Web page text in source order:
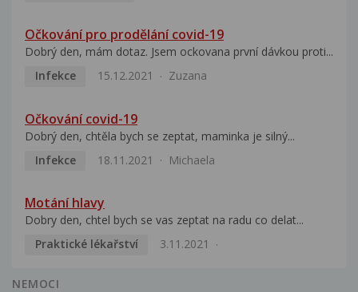
Očkování pro prodělání covid-19
Dobrý den, mám dotaz. Jsem ockovana první dávkou proti...
Infekce
15.12.2021 Zuzana
Očkování covid-19
Dobrý den, chtěla bych se zeptat, maminka je silný...
Infekce
18.11.2021 Michaela
Motání hlavy
Dobry den, chtel bych se vas zeptat na radu co delat...
Praktické lékařství
3.11.2021
NEMOCI